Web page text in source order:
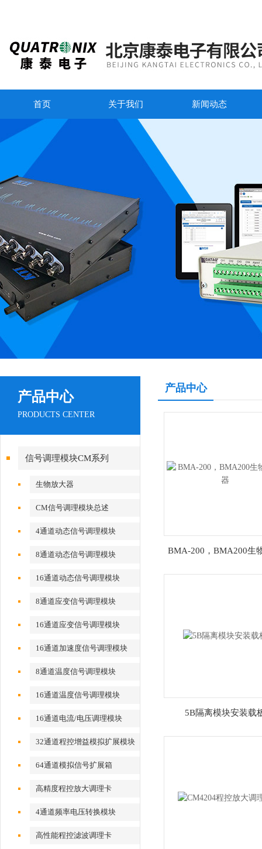
首页 关于我们 新闻动态
产品中心
PRODUCTS CENTER
信号调理模块CM系列
生物放大器
CM信号调理模块总述
4通道动态信号调理模块
8通道动态信号调理模块
16通道动态信号调理模块
8通道应变信号调理模块
16通道应变信号调理模块
16通道加速度信号调理模块
8通道温度信号调理模块
16通道温度信号调理模块
16通道电流/电压调理模块
32通道程控增益模拟扩展模块
64通道模拟信号扩展箱
高精度程控放大调理卡
4通道频率电压转换模块
高性能程控滤波调理卡
产品中心
BMA-200，BMA200生
5B隔离模块安装载